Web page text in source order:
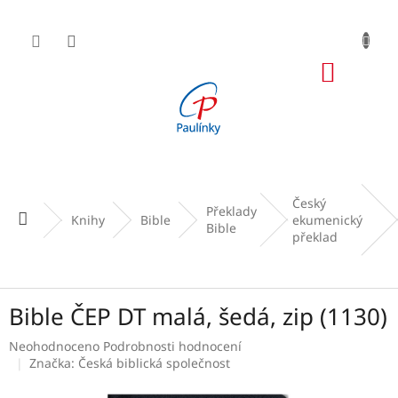
obsah
Domů Knihy Bible
Překlady
Bible
Český
ekumenický
překlad
Bible ČEP DT malá, šedá, zip (1130)
Průměrné
hodnocení
Neohodnoceno Podrobnosti hodnocení
Značka: Česká biblická společnost